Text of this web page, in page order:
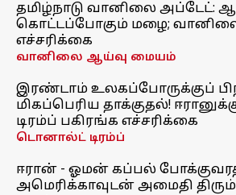
தமிழ்நாடு வானிலை அப்டேட்:
கொட்டப்போகும் மழை;
எச்சரிக்கை
வானிலை ஆய்வு மையம்
இரண்டாம் உலகப்போருக்குப்
மிகப்பெரிய தாக்குதல்!
டிரம்ப் பகிரங்க எச்சரிக்கை
டொனால்ட் டிரம்ப்
ஈரான் - ஓமன் கப்பல்
அமெரிக்காவுடன் அமைதி